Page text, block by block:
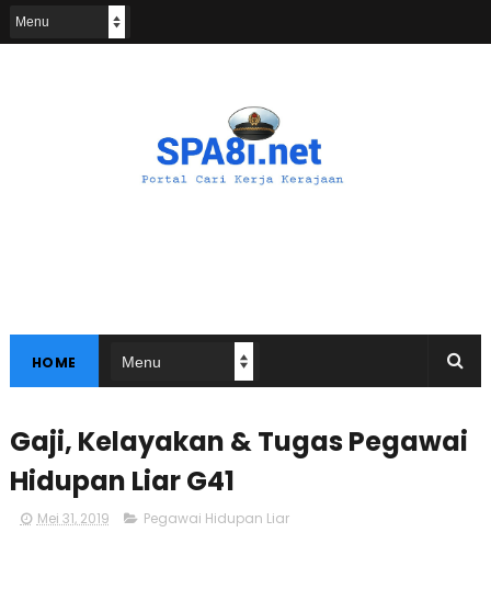
HOME
Gaji, Kelayakan & Tugas Pegawai
Hidupan Liar G41
Mei 31, 2019 Pegawai Hidupan Liar